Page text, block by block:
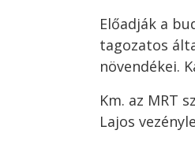
Előadják a
tagozatos
növendékei.
Km. az MRT
Lajos